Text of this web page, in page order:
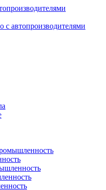
с автопроизводителями